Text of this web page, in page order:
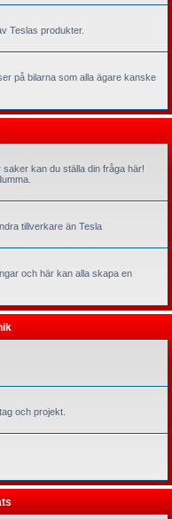
Teslas produkter.
på bilarna som alla ägare kanske
kan du ställa din fråga här!
tillverkare än Tesla
och här kan alla skapa en
och projekt.